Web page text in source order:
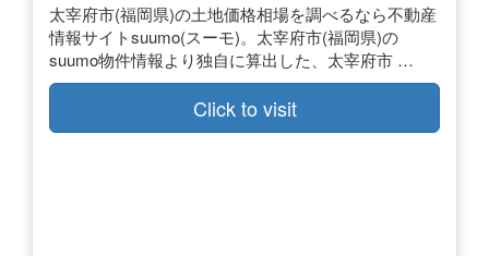
太宰府市(福岡県)の土地価格相場を調べるなら不動産
情報サイトsuumo(スーモ)。太宰府市(福岡県)の
suumo物件情報より独自に算出した、太宰府市 …
Click to visit